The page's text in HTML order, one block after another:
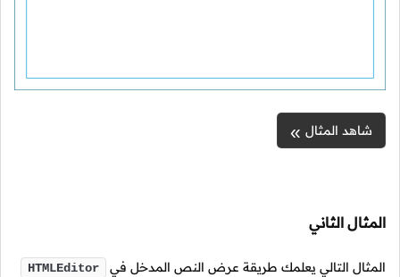
شاهد المثال
المثال الثاني
المثال التالي يعلمك طريقة عرض النص المدخل في HTMLEditor